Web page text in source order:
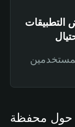
التطبيقات